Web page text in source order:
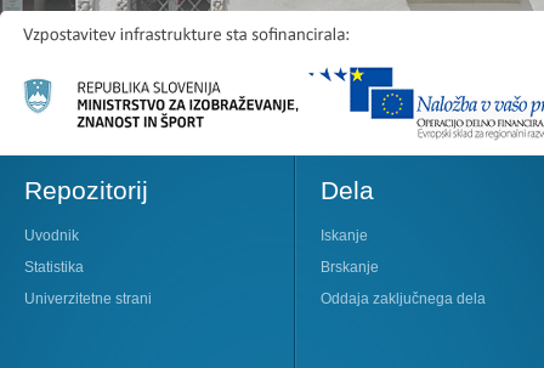
Repozitorij
Uvodnik
Statistika
Univerzitetne strani
Dela
Iskanje
Brskanje
Oddaja zaključnega dela